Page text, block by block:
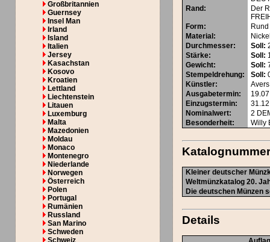
Großbritannien
Guernsey
Insel Man
Irland
Island
Italien
Jersey
Kasachstan
Kosovo
Kroatien
Lettland
Liechtenstein
Litauen
Luxemburg
Malta
Mazedonien
Moldau
Monaco
Montenegro
Niederlande
Norwegen
Österreich
Polen
Portugal
Rumänien
Russland
San Marino
Schweden
Rand :
Der
Form:
Rund
Material :
Durchmesser: Soll:
Stärke: Soll:
Gewicht: Soll:
Stempeldrehung: Soll:
Künstler:
Ausgabetermin:
Einzugstermin:
Nominalwert: 2
Besonderheit: Willy
Kleiner deutscher
Weltmünzkatalog 20.
Die deutschen Münzen
Details